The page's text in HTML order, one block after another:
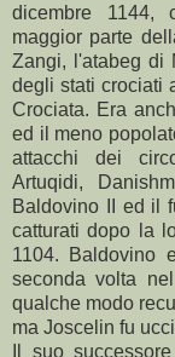
dicembre 1144,
maggior parte
Zangi, l'atabeg di
degli stati crociati
Crociata. Era
ed il meno
attacchi dei
Artuqidi,
Baldovino II ed il
catturati dopo la
1104. Baldovino
seconda volta
qualche modo
ma Joscelin fu
Il suo